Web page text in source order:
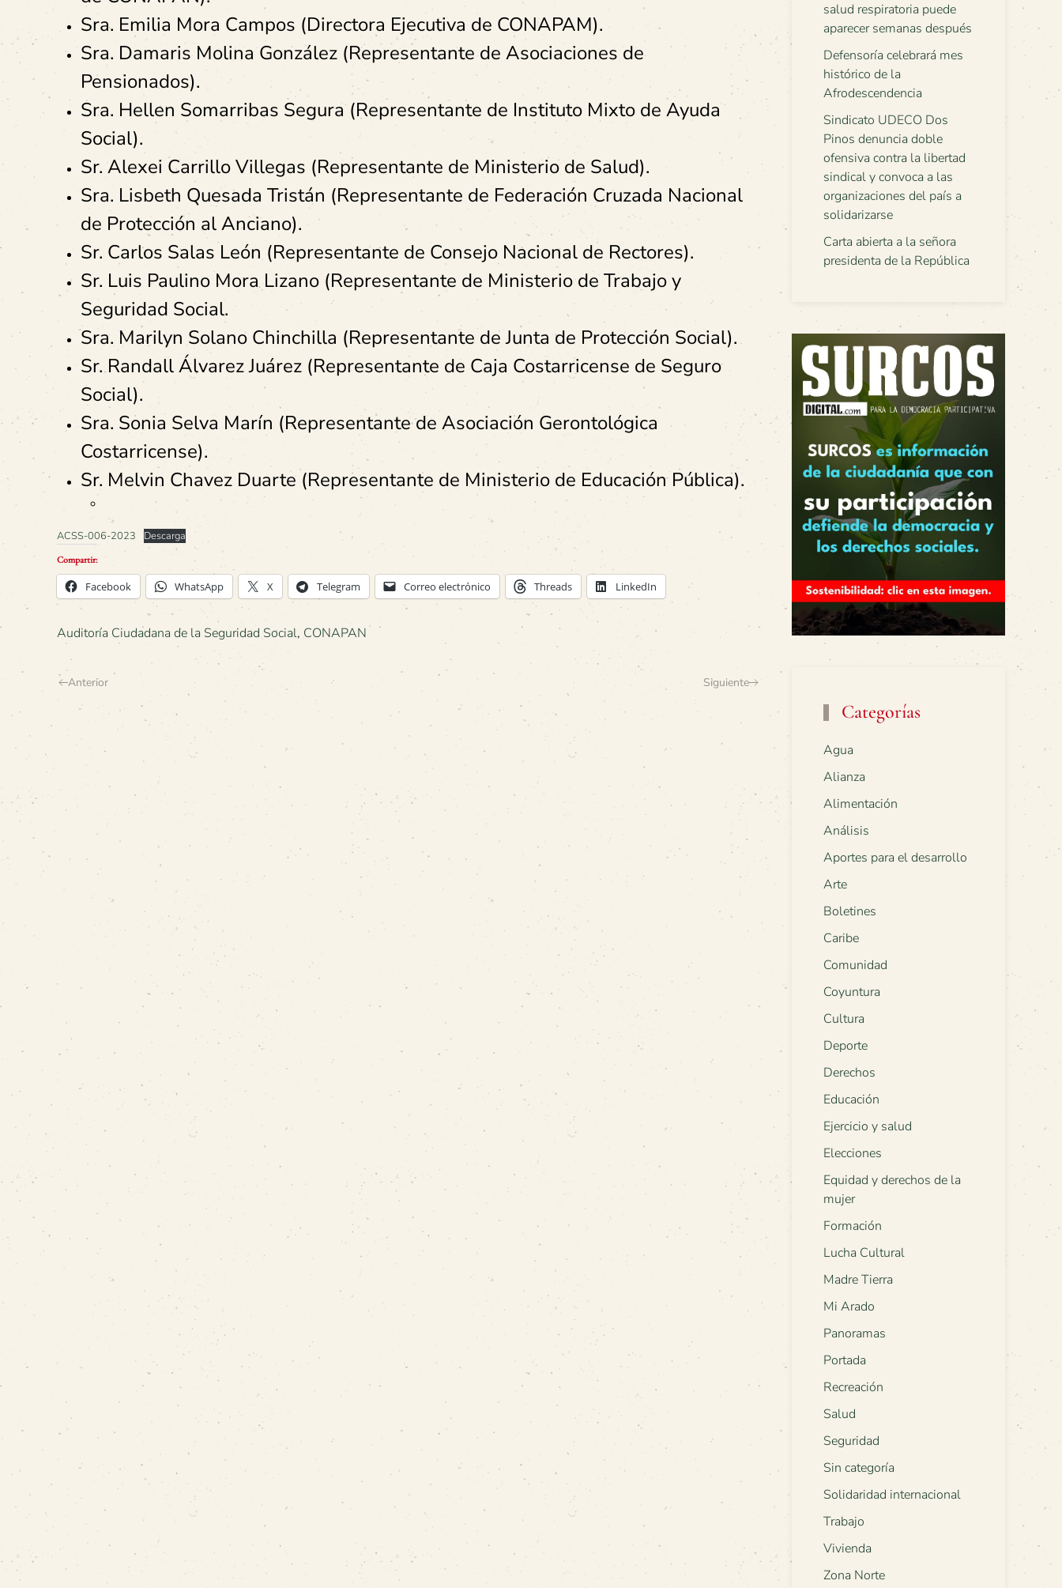
Sra. Emilia Mora Campos (Directora Ejecutiva de CONAPAM).
Sra. Damaris Molina González (Representante de Asociaciones de
Pensionados).
Sra. Hellen Somarribas Segura (Representante de Instituto Mixto de Ayuda
Social).
Sr. Alexei Carrillo Villegas (Representante de Ministerio de Salud).
Sra. Lisbeth Quesada Tristán (Representante de Federación Cruzada Nacional
de Protección al Anciano).
Sr. Carlos Salas León (Representante de Consejo Nacional de Rectores).
Sr. Luis Paulino Mora Lizano (Representante de Ministerio de Trabajo y
Seguridad Social.
Sra. Marilyn Solano Chinchilla (Representante de Junta de Protección Social).
Sr. Randall Álvarez Juárez (Representante de Caja Costarricense de Seguro
Social).
Sra. Sonia Selva Marín (Representante de Asociación Gerontológica
Costarricense).
Sr. Melvin Chavez Duarte (Representante de Ministerio de Educación Pública).
ACSS-006-2023 Descarga
Compartir:
Facebook WhatsApp X Telegram Correo electrónico Threads LinkedIn
Auditoría Ciudadana de la Seguridad Social, CONAPAN
Anterior Siguiente
salud respiratoria puede
aparecer semanas después
Defensoría celebrará mes
histórico de la
Afrodescendencia
Sindicato UDECO Dos
Pinos denuncia doble
ofensiva contra la libertad
sindical y convoca a las
organizaciones del país a
solidarizarse
Carta abierta a la señora
presidenta de la República
Categorías
Agua
Alianza
Alimentación
Análisis
Aportes para el desarrollo
Arte
Boletines
Caribe
Comunidad
Coyuntura
Cultura
Deporte
Derechos
Educación
Ejercicio y salud
Elecciones
Equidad y derechos de la
mujer
Formación
Lucha Cultural
Madre Tierra
Mi Arado
Panoramas
Portada
Recreación
Salud
Seguridad
Sin categoría
Solidaridad internacional
Trabajo
Vivienda
Zona Norte